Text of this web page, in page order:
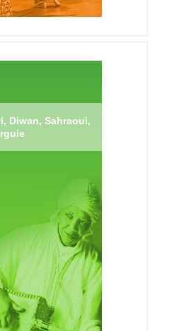
Diwan, Sahraoui,